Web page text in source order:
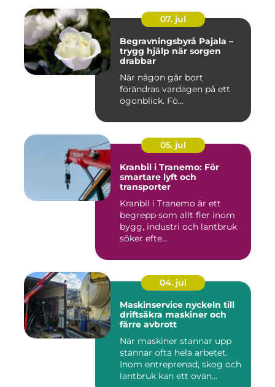
07. jul
Begravningsbyrå Pajala –
trygg hjälp när sorgen
drabbar
När någon går bort
förändras vardagen på ett
ögonblick. Fö...
05. jul
Kranbil i Tranemo: För
smartare lyft och
transporter
Kranbil i Tranemo är ett
begrepp som allt fler inom
bygg, industri och lantbruk
söker efte...
04. jul
Maskinservice nyckeln till
driftsäkra maskiner och
färre avbrott
När maskiner stannar upp
stannar ofta hela arbetet.
Inom entreprenad, skog och
lantbruk kan ett ovän...